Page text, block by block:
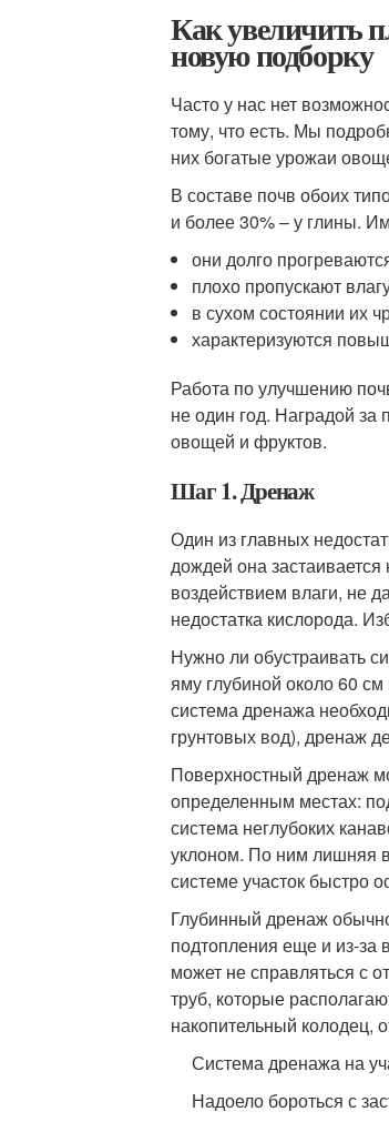
Как увеличить
новую подборку
Часто у нас нет
тому, что есть. Мы
них богатые урожаи
В составе почв обоих
и более 30% – у глины.
они долго
плохо пропускают
в сухом состоянии их
характеризуются
Работа по улучшению
не один год. Наградой
овощей и фруктов.
Шаг 1. Дренаж
Один из главных
дождей она
воздействием влаги, не
недостатка кислорода.
Нужно ли обустраивать
яму глубиной около 60
система дренажа
грунтовых вод), дренаж
Поверхностный дренаж
определенным местах:
система неглубоких
уклоном. По ним лишняя
системе участок быстро
Глубинный дренаж
подтопления еще и из-за
может не справляться с
труб, которые
накопительный колодец,
Система дренажа на
Надоело бороться с